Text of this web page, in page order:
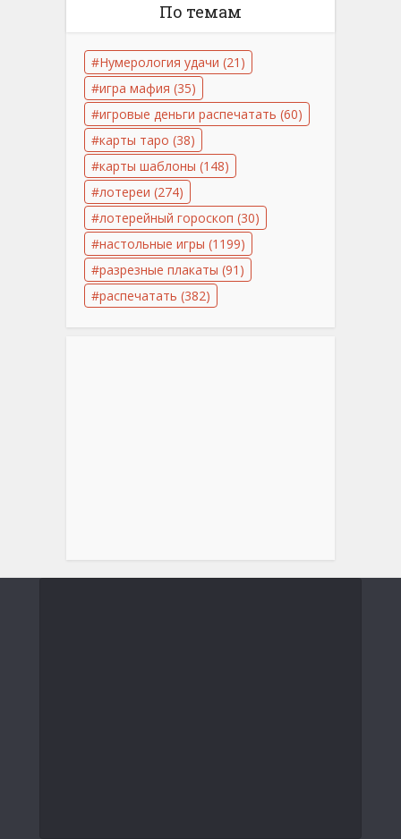
По темам
Нумерология удачи (21)
игра мафия (35)
игровые деньги распечатать (60)
карты таро (38)
карты шаблоны (148)
лотереи (274)
лотерейный гороскоп (30)
настольные игры (1199)
разрезные плакаты (91)
распечатать (382)